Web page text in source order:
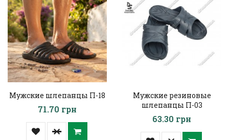
Мужские шлепанцы П-18
71.70 грн
Мужские резиновые
шлепанцы П-03
63.30 грн